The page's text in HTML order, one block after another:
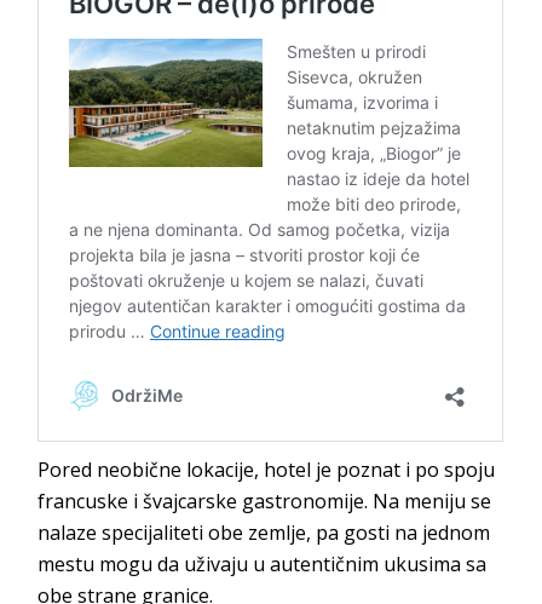
Pored neobične lokacije, hotel je poznat i po spoju
francuske i švajcarske gastronomije. Na meniju se
nalaze specijaliteti obe zemlje, pa gosti na jednom
mestu mogu da uživaju u autentičnim ukusima sa
obe strane granice.